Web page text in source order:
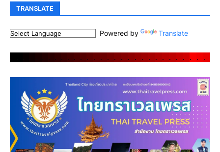
TRANSLATE
Powered by Translate
. . . . . . . . . . . . . . . . . . . . . .